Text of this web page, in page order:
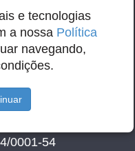
0001-54
e tecnologias
a nossa Política
navegando,